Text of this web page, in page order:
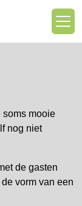
soms mooie
nog niet
de gasten
vorm van een